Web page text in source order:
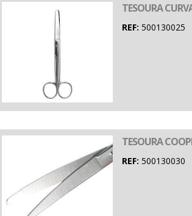
TESOURA
REF: 500130025
TESOURA
REF: 500130030